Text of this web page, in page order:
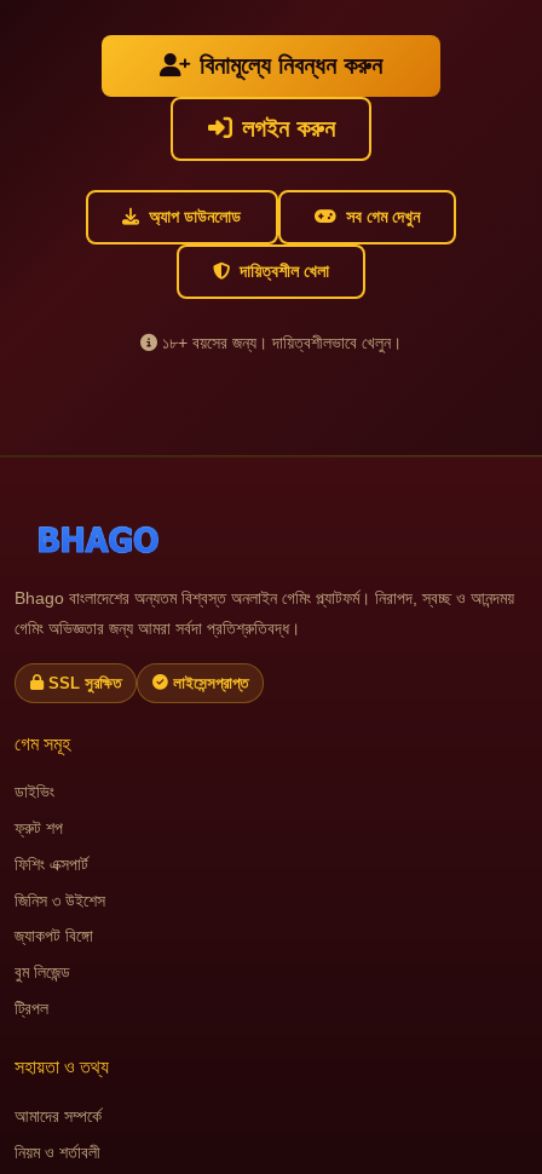
বিনামূল্যে নিবন্ধন করুন
লগইন করুন
অ্যাপ ডাউনলোড সব গেম দেখুন
দায়িত্বশীল খেলা
১৮+ বয়সের জন্য। দায়িত্বশীলভাবে খেলুন।
Bhago বাংলাদেশের অন্যতম বিশ্বস্ত অনলাইন গেমিং প্ল্যাটফর্ম। নিরাপদ, স্বচ্ছ ও আনন্দময়
গেমিং অভিজ্ঞতার জন্য আমরা সর্বদা প্রতিশ্রুতিবদ্ধ।
SSL সুরক্ষিত লাইসেন্সপ্রাপ্ত
গেম সমূহ
ডাইভিং
ফ্রুট শপ
ফিশিং এক্সপার্ট
জিনিস ৩ উইশেস
জ্যাকপট বিঙ্গো
বুম লিজেন্ড
ট্রিপল
সহায়তা ও তথ্য
আমাদের সম্পর্কে
নিয়ম ও শর্তাবলী